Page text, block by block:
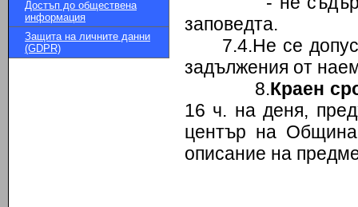
Достъп до обществена
информация
Защита на личните данни
(GDPR)
заповедта.
7.4.Не се
задължения от
8.Краен
16 ч. на деня,
център на Община
описание на